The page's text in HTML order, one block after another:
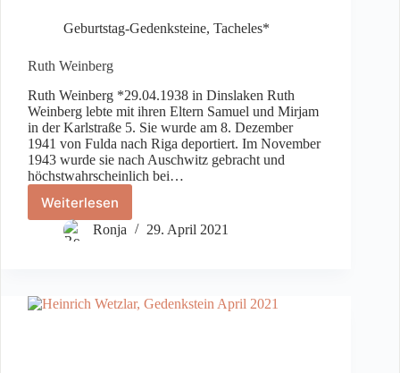
Geburtstag-Gedenksteine, Tacheles*
Ruth Weinberg
Ruth Weinberg *29.04.1938 in Dinslaken Ruth
Weinberg lebte mit ihren Eltern Samuel und Mirjam
in der Karlstraße 5. Sie wurde am 8. Dezember
1941 von Fulda nach Riga deportiert. Im November
1943 wurde sie nach Auschwitz gebracht und
höchstwahrscheinlich bei…
Weiterlesen
Ruth
Weinberg
Ronja 29. April 2021